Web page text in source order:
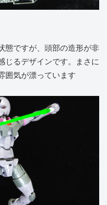
態ですが、頭部の造形が非
じるデザインです。まさに
囲気が漂っています